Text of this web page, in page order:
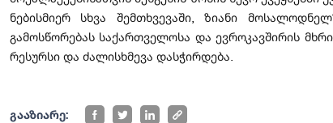
ნებისმიერ სხვა შემთხვევაში, ზიანი
გამოსწორებას საქართველოსა და ევროკავშირის
რესურსი და ძალისხმევა დასჭირდება.
გააზიარე: